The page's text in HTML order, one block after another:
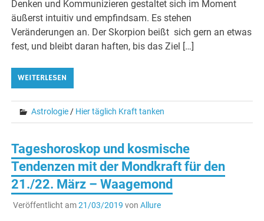
Denken und Kommunizieren gestaltet sich im Moment
äußerst intuitiv und empfindsam. Es stehen
Veränderungen an. Der Skorpion beißt sich gern an etwas
fest, und bleibt daran haften, bis das Ziel […]
WEITERLESEN
Astrologie/ Hier täglich Kraft tanken
Tageshoroskop und kosmische
Tendenzen mit der Mondkraft für den
21./22. März – Waagemond
Veröffentlicht am21/03/2019 von Allure